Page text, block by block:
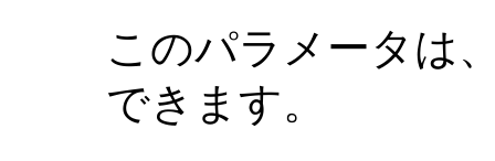
このパラメータは
できます。